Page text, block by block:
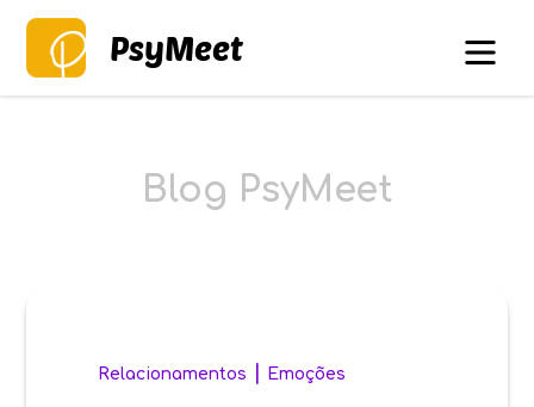
PsyMeet
Blog PsyMeet
Relacionamentos Emoções